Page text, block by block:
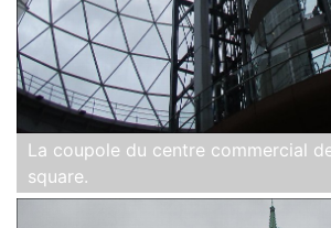
La coupole du centre commercial
square.